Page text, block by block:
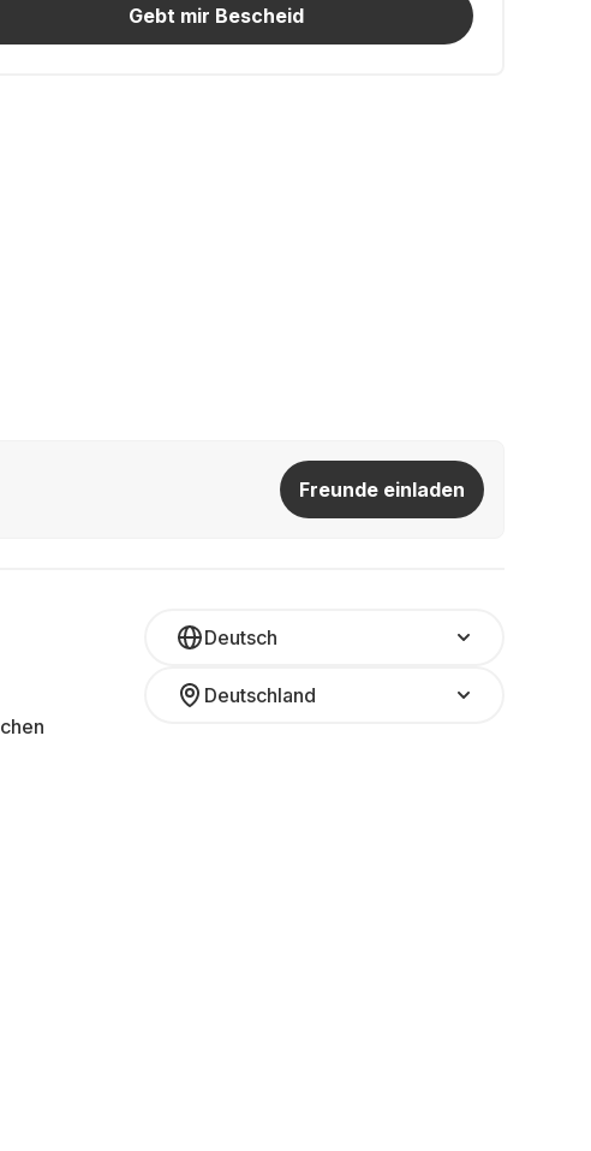
Gebt mir Bescheid
Freunde einladen
Deutsch
Deutschland